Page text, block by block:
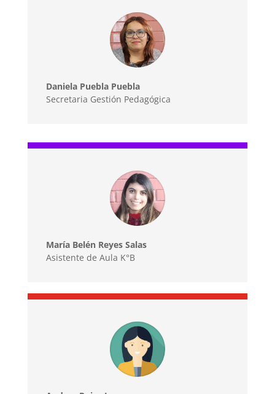
Daniela Puebla Puebla
Secretaria Gestión Pedagógica
María Belén Reyes Salas
Asistente de Aula K°B